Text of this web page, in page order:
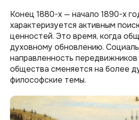
Конец 1880-х — начало 1890-х
характеризуется активным
ценностей. Это время, когда
духовному обновлению.
направленность передвижников
общества сменяется на более
философские темы.